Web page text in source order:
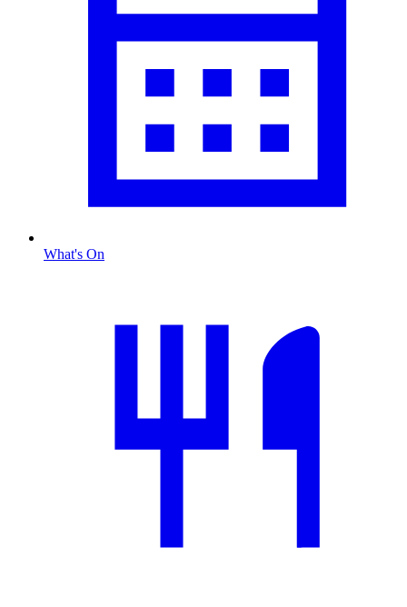
What's On